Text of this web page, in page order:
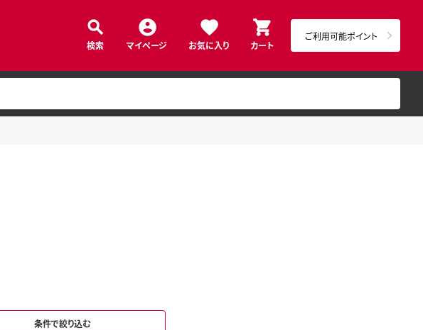
検索 マイページ お気に入り カート
ご利用可能ポイント
条件で絞り込む